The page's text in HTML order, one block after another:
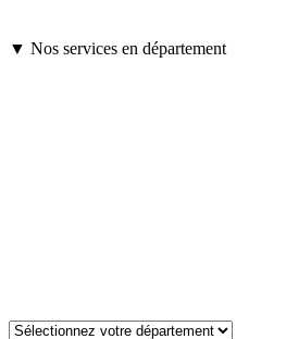
▼ Nos services en département